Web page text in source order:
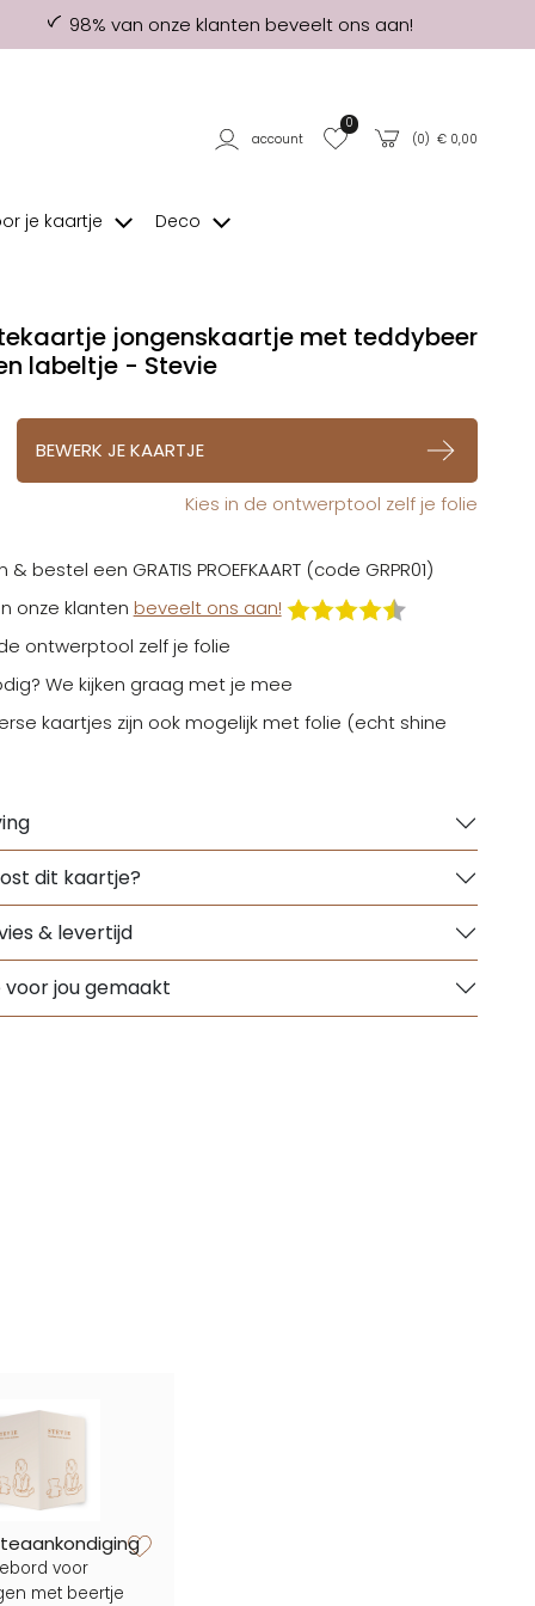
98% van onze klanten beveelt ons aan!
account
0
(0) € 0,00
je kaartje Deco
jongenskaartje met teddybeer
labeltje - Stevie
BEWERK JE KAARTJE
Kies in de ontwerptool zelf je folie
& bestel een GRATIS PROEFKAART (code GRPR01)
onze klanten beveelt ons aan!
ontwerptool zelf je folie
We kijken graag met je mee
kaartjes zijn ook mogelijk met folie (echt shine
dit kaartje?
& levertijd
jou gemaakt
voor
met beertje